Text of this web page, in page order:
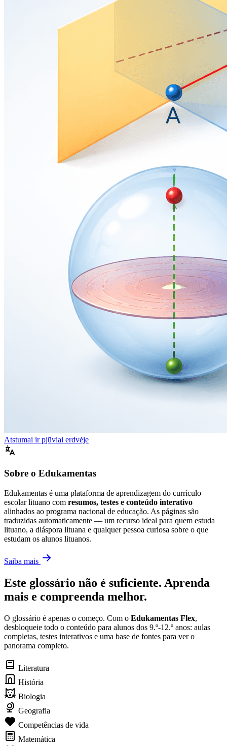
Atstumai ir pjūviai erdvėje
Sobre o Edukamentas
Edukamentas é uma plataforma de aprendizagem do currículo
escolar lituano com resumos, testes e conteúdo interativo
alinhados ao programa nacional de educação. As páginas são
traduzidas automaticamente — um recurso ideal para quem estuda
lituano, a diáspora lituana e qualquer pessoa curiosa sobre o que
estudam os alunos lituanos.
Saiba mais
Este glossário não é suficiente. Aprenda
mais e compreenda melhor.
O glossário é apenas o começo. Com o Edukamentas Flex,
desbloqueie todo o conteúdo para alunos dos 9.º-12.º anos: aulas
completas, testes interativos e uma base de fontes para ver o
panorama completo.
Literatura
História
Biologia
Geografia
Competências de vida
Matemática